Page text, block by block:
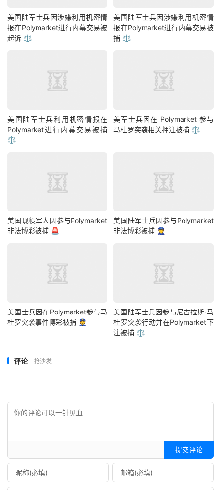
美国陆军士兵因涉嫌利用机密情
报在Polymarket进行内幕交易被
起诉 ⚖️
美国陆军士兵因涉嫌利用机密情
报在Polymarket进行内幕交易被
捕 ⚖️
美国陆军士兵利用机密情报在
Polymarket进行内幕交易被捕
⚖️
美军士兵因在 Polymarket 参与
马杜罗突袭相关押注被捕 ⚖️
美国现役军人因参与Polymarket
非法博彩被捕 🚨
美国陆军士兵因参与Polymarket
非法博彩被捕 👮
美国士兵因在Polymarket参与马
杜罗突袭事件博彩被捕 👮
美国陆军士兵因参与尼古拉斯·马
杜罗突袭行动并在Polymarket下
注被捕 ⚖️
评论 抢沙发
提交评论